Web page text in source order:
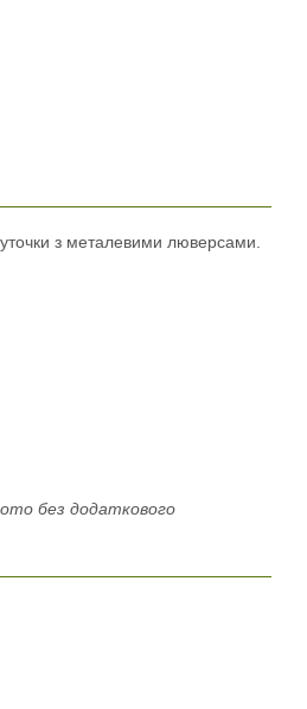
з металевими люверсами.
без додаткового